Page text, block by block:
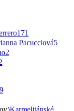
171
Pacucciová5
2
Karmelitánské